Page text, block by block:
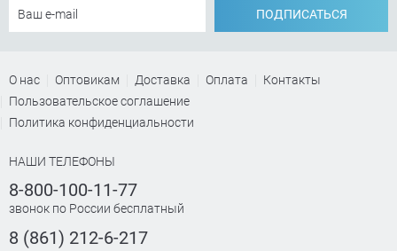
ПОДПИСАТЬСЯ
О нас Оптовикам Доставка Оплата
Контакты
Пользовательское соглашение
Политика конфиденциальности
НАШИ ТЕЛЕФОНЫ
8-800-100-11-77
звонок по России бесплатный
8 (861) 212-6-217